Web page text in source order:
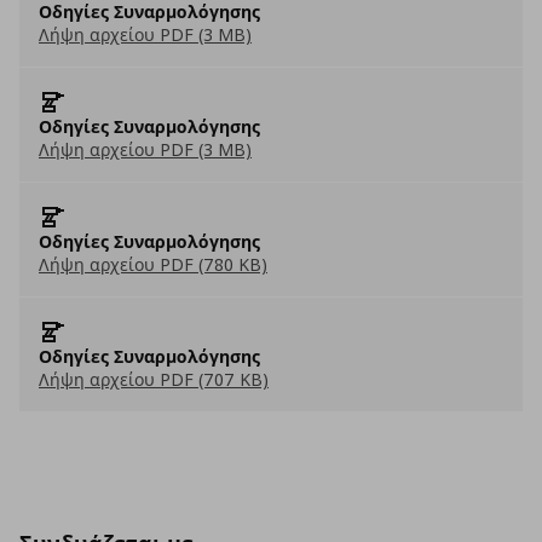
Οδηγίες Συναρμολόγησης
Λήψη αρχείου PDF (3 MB)
Οδηγίες Συναρμολόγησης
Λήψη αρχείου PDF (3 MB)
Οδηγίες Συναρμολόγησης
Λήψη αρχείου PDF (780 KB)
Οδηγίες Συναρμολόγησης
Λήψη αρχείου PDF (707 KB)